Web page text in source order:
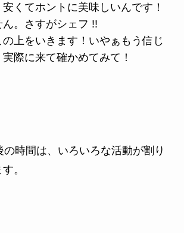
くてホントに美味しいんです！
ん。さすがシェフ !!
上をいきます！いやぁもう信じ
際に来て確かめてみて！
の時間は、いろいろな活動が割り
。